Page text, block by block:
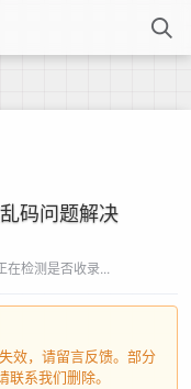
码问题解决
在检测是否收录...
效，请留言反馈。部分
系我们删除。